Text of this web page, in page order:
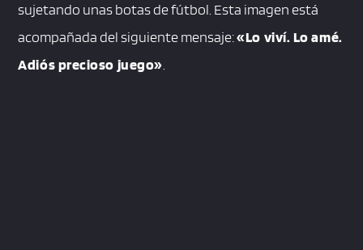
sujetando unas botas de fútbol. Esta imagen está
acompañada del siguiente mensaje:«Lo viví. Lo amé.
Adiós precioso juego»